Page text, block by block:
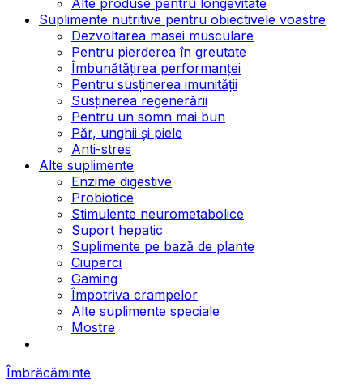
Suplimente nutritive pentru obiectivele voastre
Dezvoltarea masei musculare
Pentru pierderea în greutate
Îmbunătățirea performanței
Pentru susținerea imunității
Susținerea regenerării
Pentru un somn mai bun
Păr, unghii și piele
Anti-stres
Alte suplimente
Enzime digestive
Probiotice
Stimulente neurometabolice
Suport hepatic
Suplimente pe bază de plante
Ciuperci
Gaming
Împotriva crampelor
Alte suplimente speciale
Mostre
Îmbrăcăminte